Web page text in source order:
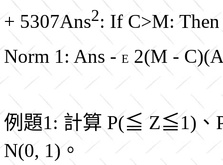
+ 5307Ans2: If C>M:
Norm 1: Ans -E 2(M -
例題1: 計算 P(≦ Z≦1)、
N(0, 1)。